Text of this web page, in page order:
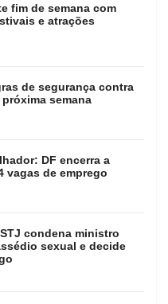
fim de semana com
e atrações
de segurança contra
semana
DF encerra a
vagas de emprego
condena ministro
sexual e decide